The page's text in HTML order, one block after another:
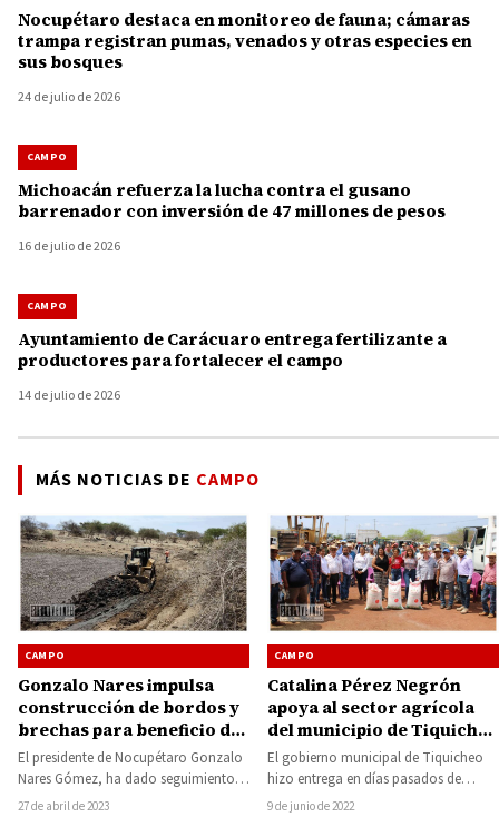
Nocupétaro destaca en monitoreo de fauna; cámaras
trampa registran pumas, venados y otras especies en
sus bosques
24 de julio de 2026
CAMPO
Michoacán refuerza la lucha contra el gusano
barrenador con inversión de 47 millones de pesos
16 de julio de 2026
CAMPO
Ayuntamiento de Carácuaro entrega fertilizante a
productores para fortalecer el campo
14 de julio de 2026
MÁS NOTICIAS DE CAMPO
CAMPO
Gonzalo Nares impulsa
construcción de bordos y
brechas para beneficio de
campesinos y ganaderos
del municipio de
Nocupétaro
El presidente de Nocupétaro Gonzalo
Nares Gómez, ha dado seguimiento a
su compromiso con los sectores
27 de abril de 2023
CAMPO
Catalina Pérez Negrón
apoya al sector agrícola
del municipio de Tiquicheo
con la entrega subsidiada
de fertilizante
El gobierno municipal de Tiquicheo
hizo entrega en días pasados de
fertilizante a productores agrícolas de
9 de junio de 2022